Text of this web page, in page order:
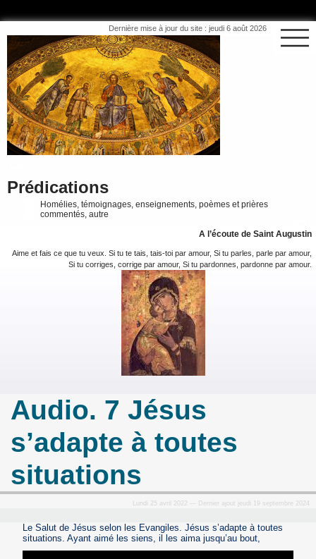
Dernière mise à jour du site : jeudi 6 août 2026
Prédications
Homélies, témoignages, enseignements, poèmes et prières
commentés, autre
A l’écoute de Saint Augustin
Aime et fais ce que tu veux. Si tu te tais, tais-toi par amour, Si tu parles, parle par amour,
Si tu corriges, corrige par amour, Si tu pardonnes, pardonne par amour.
Audio. 7 Jésus
s’adapte à toutes
situations
Lundi 25 avril 2022 — Dernier ajout jeudi 19 septembre 2024
Le Salut de Jésus selon les Evangiles. Jésus s’adapte à toutes
situations. Ayant aimé les siens, il les aima jusqu’au bout,